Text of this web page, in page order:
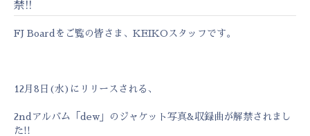
禁!!
FJ Boardをご覧の皆さま、KEIKOスタッフです。
12月8日(水)にリリースされる、
2ndアルバム「dew」のジャケット写真&収録曲が解禁されまし
た!!